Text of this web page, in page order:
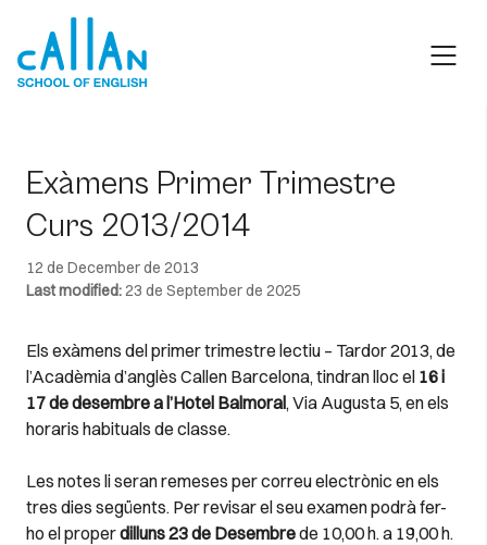
content
Exàmens Primer Trimestre
Curs 2013/2014
12 de December de 2013
Last modified:23 de September de 2025
Els exàmens del primer trimestre lectiu – Tardor 2013, de
l’Acadèmia d’anglès Callen Barcelona, tindran lloc el 16 i
17 de desembre a l’Hotel Balmoral, Via Augusta 5, en els
horaris habituals de classe.
Les notes li seran remeses per correu electrònic en els
tres dies següents. Perrevisar el seu examenpodrà fer-
ho el properdilluns 23de Desembrede 10,00h. a 19,00h.